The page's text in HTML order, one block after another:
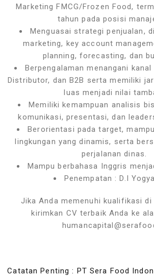
Marketing FMCG/Frozen Food,
tahun pada posisi
Menguasai strategi penjualan,
marketing, key account
planning, forecasting, dan
Berpengalaman menangani kanal
Distributor, dan B2B serta memiliki
luas menjadi nilai
Memiliki kemampuan analisis
komunikasi, presentasi, dan
Berorientasi pada target,
lingkungan yang dinamis, serta
perjalanan dinas.
Mampu berbahasa Inggris
Penempatan : D.I
Jika Anda memenuhi kualifikasi di
kirimkan CV terbaik Anda ke
Catatan Penting : PT Sera Food